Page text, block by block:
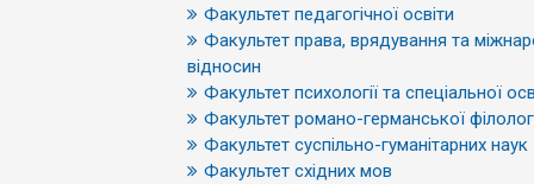
Факультет педагогічної освіти
Факультет права, врядування та
відносин
Факультет психології та спеціальної
Факультет романо-германської
Факультет суспільно-гуманітарних наук
Факультет східних мов